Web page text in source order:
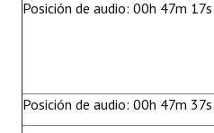
Posición de audio: 00h 47m 17s
Posición de audio: 00h 47m 37s